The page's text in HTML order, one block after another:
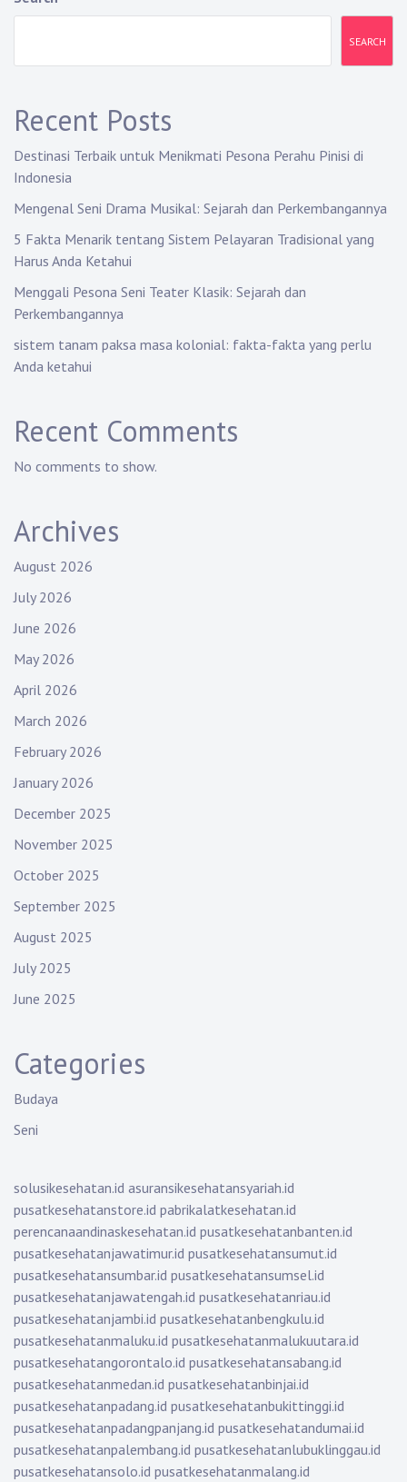
SEARCH
Recent Posts
Destinasi Terbaik untuk Menikmati Pesona Perahu Pinisi di
Indonesia
Mengenal Seni Drama Musikal: Sejarah dan Perkembangannya
5 Fakta Menarik tentang Sistem Pelayaran Tradisional yang
Harus Anda Ketahui
Menggali Pesona Seni Teater Klasik: Sejarah dan
Perkembangannya
sistem tanam paksa masa kolonial: fakta-fakta yang perlu
Anda ketahui
Recent Comments
No comments to show.
Archives
August 2026
July 2026
June 2026
May 2026
April 2026
March 2026
February 2026
January 2026
December 2025
November 2025
October 2025
September 2025
August 2025
July 2025
June 2025
Categories
Budaya
Seni
solusikesehatan.id asuransikesehatansyariah.id
pusatkesehatanstore.id pabrikalatkesehatan.id
perencanaandinaskesehatan.id pusatkesehatanbanten.id
pusatkesehatanjawatimur.id pusatkesehatansumut.id
pusatkesehatansumbar.id pusatkesehatansumsel.id
pusatkesehatanjawatengah.id pusatkesehatanriau.id
pusatkesehatanjambi.id pusatkesehatanbengkulu.id
pusatkesehatanmaluku.id pusatkesehatanmalukuutara.id
pusatkesehatangorontalo.id pusatkesehatansabang.id
pusatkesehatanmedan.id pusatkesehatanbinjai.id
pusatkesehatanpadang.id pusatkesehatanbukittinggi.id
pusatkesehatanpadangpanjang.id pusatkesehatandumai.id
pusatkesehatanpalembang.id pusatkesehatanlubuklinggau.id
pusatkesehatansolo.id pusatkesehatanmalang.id